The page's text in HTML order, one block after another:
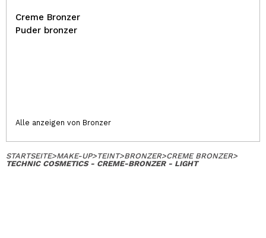
Creme Bronzer
Puder bronzer
Alle anzeigen von Bronzer
STARTSEITE>MAKE-UP>TEINT>BRONZER>CREME BRONZER>
TECHNIC COSMETICS - CREME-BRONZER - LIGHT